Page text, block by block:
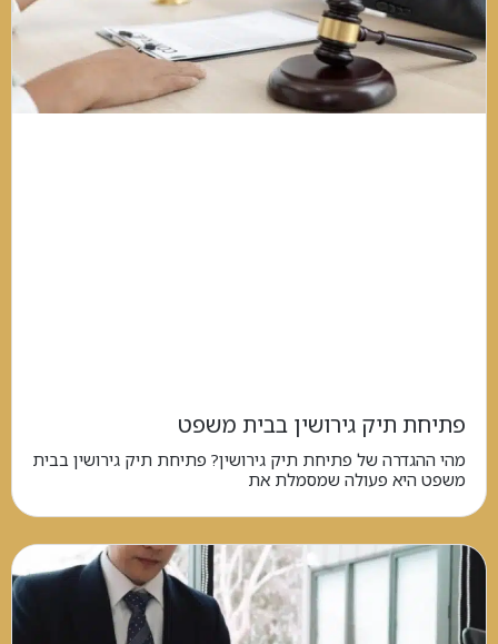
פתיחת תיק גירושין בבית משפט
מהי ההגדרה של פתיחת תיק גירושין? פתיחת תיק גירושין בבית
משפט היא פעולה שמסמלת את